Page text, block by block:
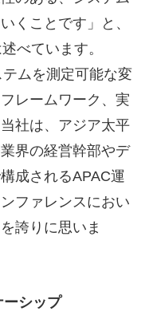
くことです」と、
べています。
テムを測定可能な変
レームワーク、実
社は、アジア太平
界の経営幹部やデ
成されるAPAC運
ファレンスにおい
誇りに思いま
シップ